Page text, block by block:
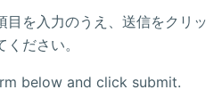
目を入力のうえ、送信をクリッ
ください。
below and click submit.